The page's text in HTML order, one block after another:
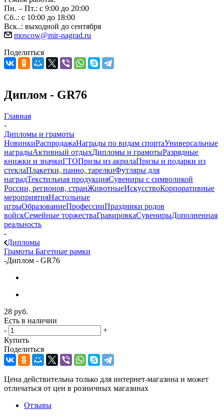
Пн. – Пт.: с 9:00 до 20:00
Сб..: с 10:00 до 18:00
Вск..: выходной до сентября
moscow@mir-nagrad.ru
Поделиться
Диплом - GR76
Главная
-
Дипломы и грамоты
НовинкиРаспродажаНаграды по видам спортаУниверсальные
наградыАктивный отдыхДипломы и грамотыРазрядные
книжки и значкиГТОПризы из акрилаПризы и подарки из
стеклаПлакетки, панно, тарелкиФутляры для
наградТекстильная продукцияСувениры с символикой
России, регионов, странЖивотныеИскусствоКорпоративные
мероприятияНастольные
игрыОбразованиеПрофессииПраздники родов
войскСемейные торжестваГравировкаСувенирыДополненная
реальность
-
Дипломы
Грамоты Багетные рамки
-Диплом - GR76
28 руб.
Есть в наличии
-
+
Купить
Поделиться
Цена действительна только для интернет-магазина и может
отличаться от цен в розничных магазинах
Отзывы